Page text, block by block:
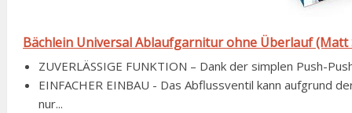
Bächlein Universal Ablaufgarnitur ohne Überlauf (Matt
ZUVERLÄSSIGE FUNKTION – Dank der simplen Push-
EINFACHER EINBAU - Das Abflussventil kann aufgrund
nur...